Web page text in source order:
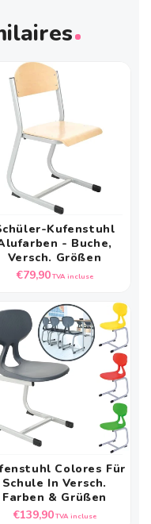
Kufenstuhl
- Buche,
Versch. Größen
Prix
€79,90TVA incluse
Colores Für
Schule In Versch.
Farben & Grüßen
Prix
€139,90TVA incluse